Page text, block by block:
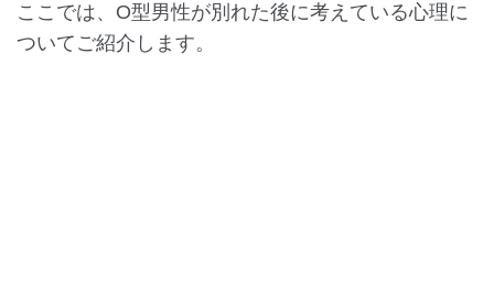
ここでは、O型男性が別れた後に考えている心理に
ついてご紹介します。